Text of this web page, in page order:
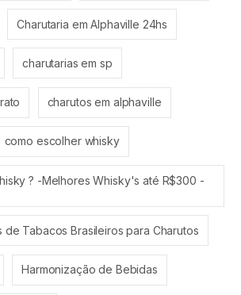
Charutaria em Alphaville 24hs
charutarias em sp
charutos em alphaville
como escolher whisky
? -Melhores Whisky's até R$300 -
Tabacos Brasileiros para Charutos
Harmonização de Bebidas